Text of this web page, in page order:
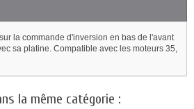
la commande d'inversion en bas de l'avant
sa platine. Compatible avec les moteurs 35,
la même catégorie :